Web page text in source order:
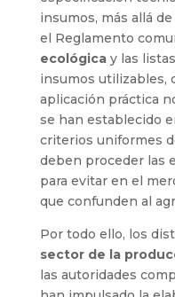
insumos, más allá
el Reglamento
ecológicay las
insumos utilizables,
aplicación práctica
se han establecido
criterios uniformes
deben proceder las
para evitar en el
que confunden al
Por todo ello, los
sector de la
las autoridades